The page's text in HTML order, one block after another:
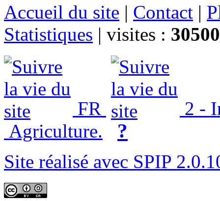
Accueil du site | Contact |
Statistiques | visites :
FR
2 -
Agriculture.
?
Site réalisé avec SPIP